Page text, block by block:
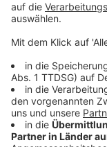
Anzeige
Weitere Infos
Anzeige